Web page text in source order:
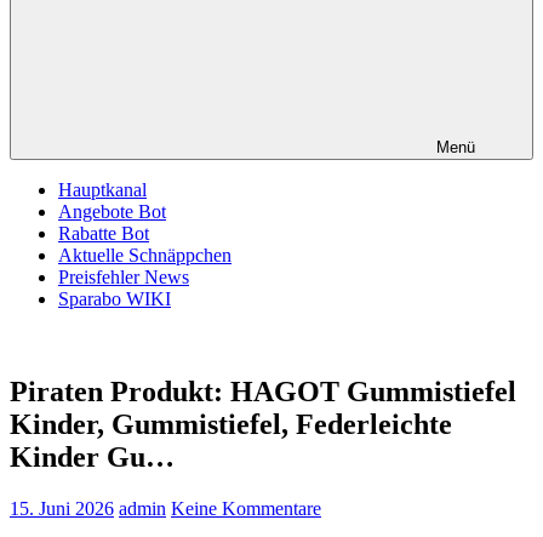
Menü
Hauptkanal
Angebote Bot
Rabatte Bot
Aktuelle Schnäppchen
Preisfehler News
Sparabo WIKI
Piraten Produkt: HAGOT Gummistiefel
Kinder, Gummistiefel, Federleichte
Kinder Gu…
15. Juni 2026 admin Keine Kommentare